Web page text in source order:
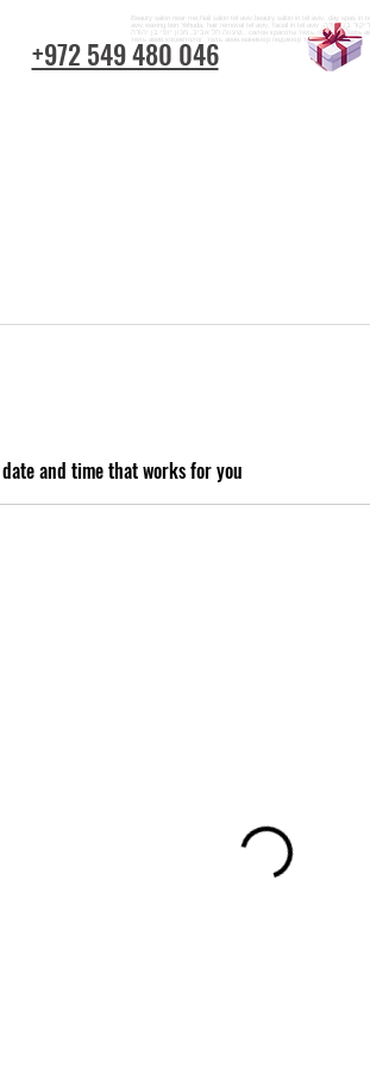
Beauty salon near me,Nail salon tel aviv,beauty salon in tel aviv, day spas in tel
aviv,waxing ben Yehuda, hair removal tel aviv, facial in tel aviv מנקור פדיקור בן יהודה,
שעווה תל אביב, מכון יופי בן יהודה,, салон красоты тель авив,спа тель авив,массаж
тель авив,косметолог тель авив,маникюр педикюр тель авив
+972 549 480 046
and time that works for you